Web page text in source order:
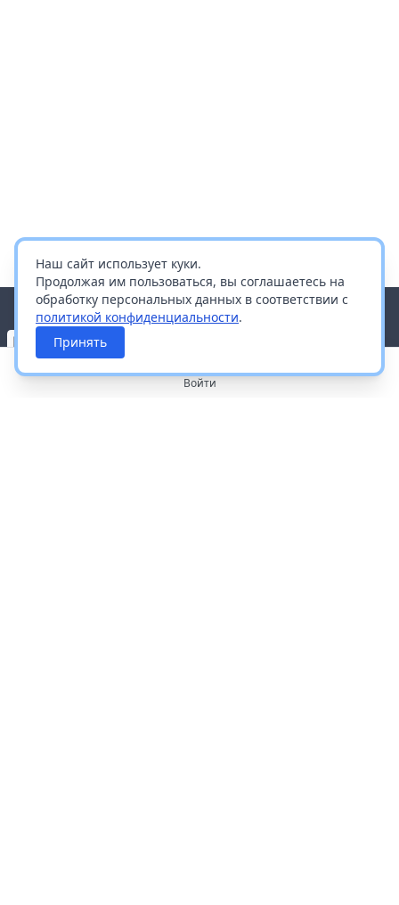
Наш сайт использует куки.
Продолжая им пользоваться, вы соглашаетесь на
обработку персональных данных в соответствии с
политикой конфиденциальности.
Принять
Войти